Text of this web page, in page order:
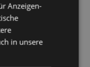
Anzeigen-
in unsere